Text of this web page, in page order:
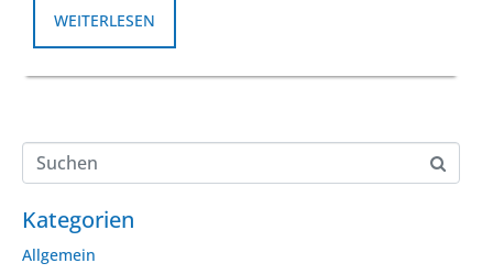
WEITERLESEN
Kategorien
Allgemein